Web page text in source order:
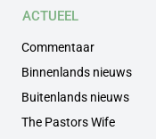
ACTUEEL
Commentaar
Binnenlands nieuws
Buitenlands nieuws
The Pastors Wife